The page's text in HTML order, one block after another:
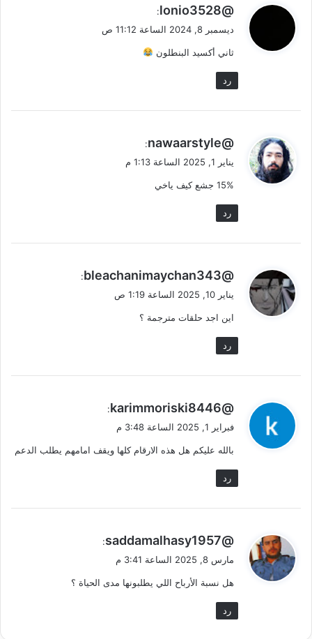
ي
ل
@lonio3528
:
ديسمبر 8, 2024 الساعة 11:12 ص
ثاني أكسيد البنطلون
رد
ي
ل
@nawaarstyle
:
يناير 1, 2025 الساعة 1:13 م
15% جشع كيف ياخي
رد
ي
ل
@bleachanimaychan343
:
يناير 10, 2025 الساعة 1:19 ص
اين اجد حلقات مترجمة ؟
رد
ي
ل
@karimmoriski8446
:
فبراير 1, 2025 الساعة 3:48 م
بالله عليكم هل هذه الارقام كلها ويقف امامهم يطلب الدعم
رد
ي
ل
@saddamalhasy1957
:
مارس 8, 2025 الساعة 3:41 م
هل نسبة الأرباح اللي يطلبونها مدى الحياة ؟
رد